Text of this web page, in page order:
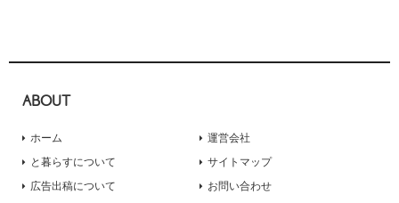
ABOUT
ホーム
と暮らすについて
広告出稿について
運営会社
サイトマップ
お問い合わせ